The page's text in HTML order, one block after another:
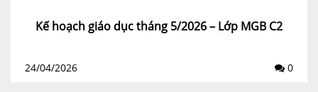
Kế hoạch giáo dục tháng 5/2026 – Lớp MGB C2
24/04/2026 0